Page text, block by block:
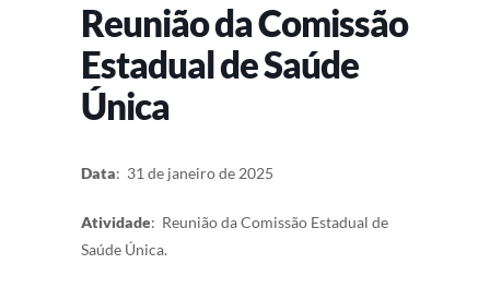
Reunião da Comissão
Estadual de Saúde
Única
Data: 31 de janeiro de 2025
Atividade: Reunião da Comissão Estadual de
Saúde Única.